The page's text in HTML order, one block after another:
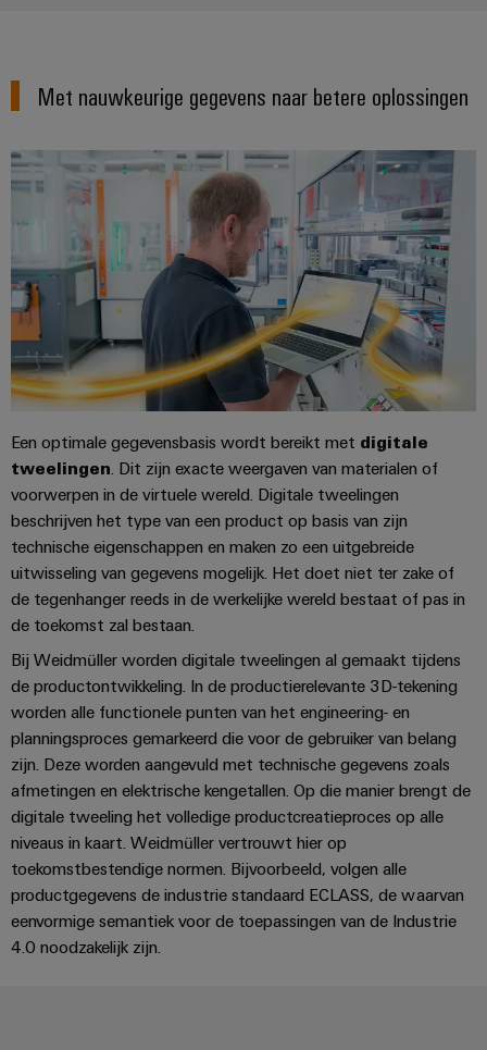
de
maritieme
Spoorweg
digitale
oplossingen
voor
klimaatvriendelijke
mobiliteit
in
spoorvervoer
energie
De
toekomst
voor
bewezen
energieopwekking
Transmissie
&
distributie
Stabiliteit
en
voor
moderne
energie-
netwerken
Waterbehandeling
en
afvalwaterbehandeling
Oplossingen
voor
en
PCB-
klemmen
PCB-
connectorservices
Original
Equipment
Manufacturer
(OEM)
Weidmüller
AI
op
afstand
Industrieel
serviceplatform
easyConnect
Werkplek
en
accessoires
Tools
Automatische
machines
Software
Markers
Industriële
printers
Industriële
verlichting
Infrastructuur
van
schakelkasten
Met nauwkeurige gegevens naar betere oplossingen
Een optimale gegevensbasis wordt bereikt met digitale
tweelingen. Dit zijn exacte weergaven van materialen of
voorwerpen in de virtuele wereld. Digitale tweelingen
beschrijven het type van een product op basis van zijn
technische eigenschappen en maken zo een uitgebreide
uitwisseling van gegevens mogelijk. Het doet niet ter zake of
de tegenhanger reeds in de werkelijke wereld bestaat of pas in
de toekomst zal bestaan.
Bij Weidmüller worden digitale tweelingen al gemaakt tijdens
de productontwikkeling. In de productierelevante 3D-tekening
worden alle functionele punten van het engineering- en
planningsproces gemarkeerd die voor de gebruiker van belang
zijn. Deze worden aangevuld met technische gegevens zoals
afmetingen en elektrische kengetallen. Op die manier brengt de
digitale tweeling het volledige productcreatieproces op alle
niveaus in kaart. Weidmüller vertrouwt hier op
toekomstbestendige normen. Bijvoorbeeld, volgen alle
productgegevens de industrie standaard ECLASS, de waarvan
eenvormige semantiek voor de toepassingen van de Industrie
4.0 noodzakelijk zijn.